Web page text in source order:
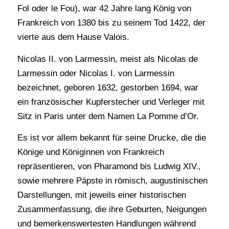
Fol oder le Fou), war 42 Jahre lang König von
Frankreich von 1380 bis zu seinem Tod 1422, der
vierte aus dem Hause Valois.
Nicolas II. von Larmessin, meist als Nicolas de
Larmessin oder Nicolas I. von Larmessin
bezeichnet, geboren 1632, gestorben 1694, war
ein französischer Kupferstecher und Verleger mit
Sitz in Paris unter dem Namen La Pomme d’Or.
Es ist vor allem bekannt für seine Drucke, die die
Könige und Königinnen von Frankreich
repräsentieren, von Pharamond bis Ludwig XIV.,
sowie mehrere Päpste in römisch, augustinischen
Darstellungen, mit jeweils einer historischen
Zusammenfassung, die ihre Geburten, Neigungen
und bemerkenswertesten Handlungen während